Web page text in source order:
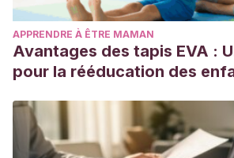
APPRENDRE À ÊTRE MAMAN
Avantages des tapis EVA :
pour la rééducation des